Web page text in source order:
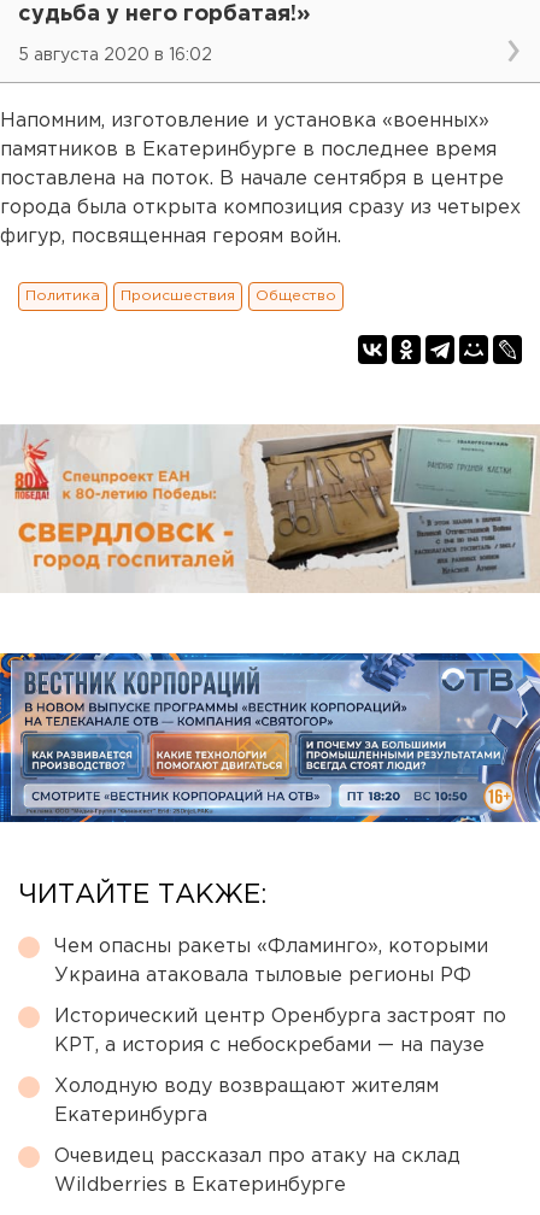
судьба у него горбатая!»
5 августа 2020 в 16:02
Напомним, изготовление и установка «военных»
памятников в Екатеринбурге в последнее время
поставлена на поток. В начале сентября в центре
города была открыта композиция сразу из четырех
фигур, посвященная героям войн.
Политика Происшествия Общество
ЧИТАЙТЕ ТАКЖЕ:
Чем опасны ракеты «Фламинго», которыми
Украина атаковала тыловые регионы РФ
Исторический центр Оренбурга застроят по
КРТ, а история с небоскребами — на паузе
Холодную воду возвращают жителям
Екатеринбурга
Очевидец рассказал про атаку на склад
Wildberries в Екатеринбурге